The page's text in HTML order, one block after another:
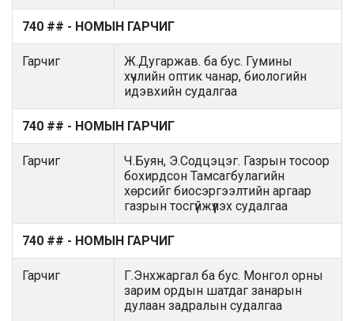
740 ## - НОМЫН ГАРЧИГ
Гарчиг
Ж.Дугаржав. ба бус. Гумины
хүчлийн оптик чанар, биологийн
идэвхийн судалгаа
740 ## - НОМЫН ГАРЧИГ
Гарчиг
Ч.Буян, Э.Содцэцэг. Газрын тосоор
бохирдсон Тамсагбулагийн
хөрсийг биосэргээлтийн аргаар
газрын тосгүйжүүлэх судалгаа
740 ## - НОМЫН ГАРЧИГ
Гарчиг
Г.Энхжаргал ба бус. Монгол орны
зарим ордын шатдаг занарын
дулаан задралын судалгаа